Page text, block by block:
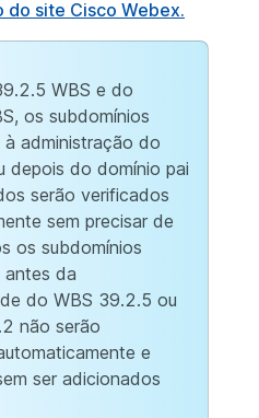
do site Cisco Webex.
WBS e do
os subdomínios
administração do
depois do domínio pai
serão verificados
sem precisar de
os subdomínios
da
do WBS 39.2.5 ou
não serão
e
ser adicionados